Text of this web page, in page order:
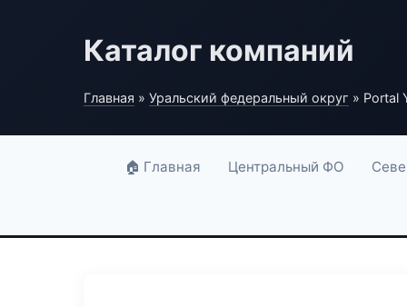
Каталог компаний
Главная » Уральский федеральный округ » Portal
🏠 Главная Центральный ФО